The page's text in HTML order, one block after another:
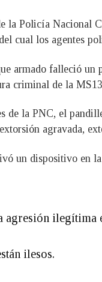
la Policía Nacional
cual los agentes
armado falleció
criminal de la
de la PNC, el
agravada,
un dispositivo en
agresión ilegítima
ilesos.